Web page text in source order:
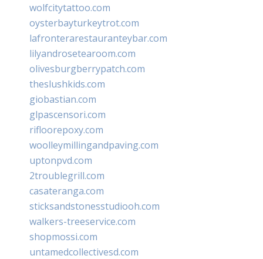
wolfcitytattoo.com
oysterbayturkeytrot.com
lafronterarestauranteybar.com
lilyandrosetearoom.com
olivesburgberrypatch.com
theslushkids.com
giobastian.com
glpascensori.com
rifloorepoxy.com
woolleymillingandpaving.com
uptonpvd.com
2troublegrill.com
casateranga.com
sticksandstonesstudiooh.com
walkers-treeservice.com
shopmossi.com
untamedcollectivesd.com